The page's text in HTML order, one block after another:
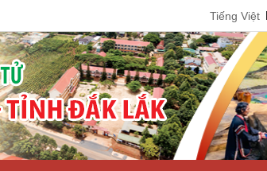
Tiếng Việt